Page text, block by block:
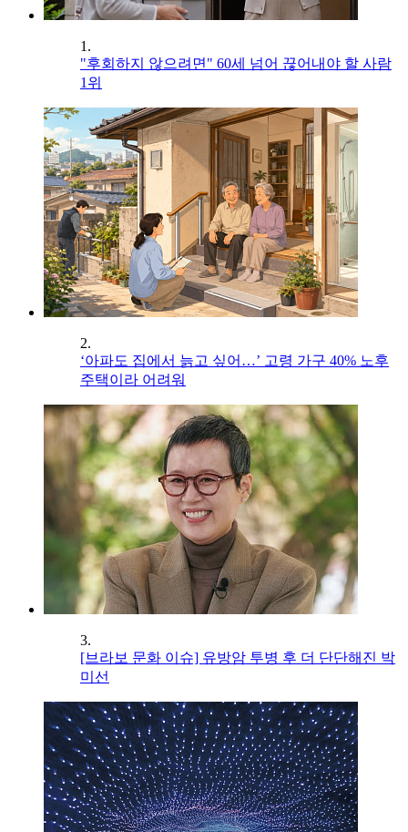
1.
"후회하지 않으려면" 60세 넘어 끊어내야 할 사람
1위
2.
‘아파도 집에서 늙고 싶어…’ 고령 가구 40% 노후
주택이라 어려워
3.
[브라보 문화 이슈] 유방암 투병 후 더 단단해진 박
미선